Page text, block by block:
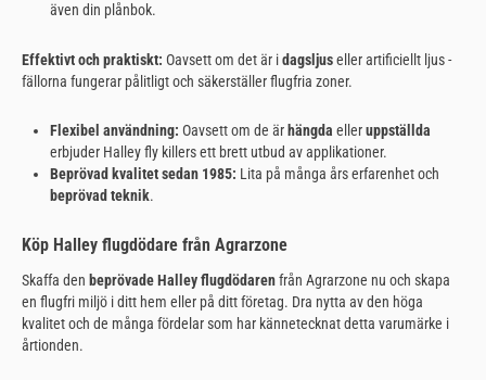
även din plånbok.
Effektivt och praktiskt: Oavsett om det är idagsljuseller artificiellt ljus -
fällorna fungerar pålitligt och säkerställer flugfria zoner.
Flexibel användning: Oavsett om de är hängda elleruppställda
erbjuder Halley fly killers ett brett utbud av applikationer.
Beprövad kvalitet sedan 1985: Lita på många års erfarenhet och
beprövad teknik.
Köp Halley flugdödare från Agrarzone
Skaffa den beprövade Halley flugdödarenfrån Agrarzone nu och skapa
en flugfri miljö i ditt hem eller på ditt företag. Dra nytta av den höga
kvalitet och de många fördelar som har kännetecknat detta varumärke i
årtionden.